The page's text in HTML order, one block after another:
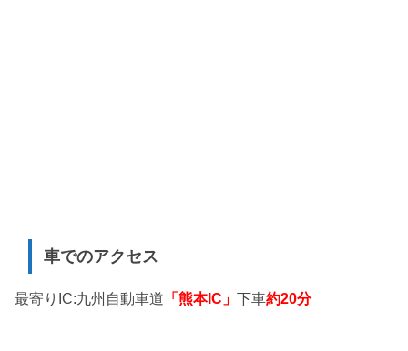
車でのアクセス
最寄りIC:九州自動車道 「熊本IC」 下車約20分